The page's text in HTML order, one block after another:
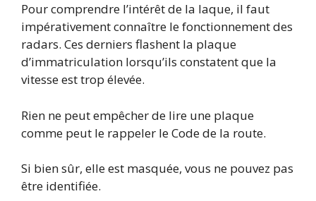
Pour comprendre l’intérêt de la laque, il faut
impérativement connaître le fonctionnement des
radars. Ces derniers flashent la plaque
d’immatriculation lorsqu’ils constatent que la
vitesse est trop élevée.
Rien ne peut empêcher de lire une plaque
comme peut le rappeler le Code de la route.
Si bien sûr, elle est masquée, vous ne pouvez pas
être identifiée.